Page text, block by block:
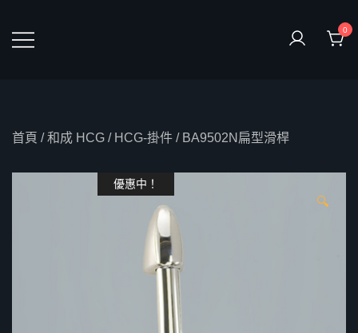
content
0
首頁 /和成 HCG / HCG-掛件 / BA9502N扁型滑桿
優惠中！
🔍